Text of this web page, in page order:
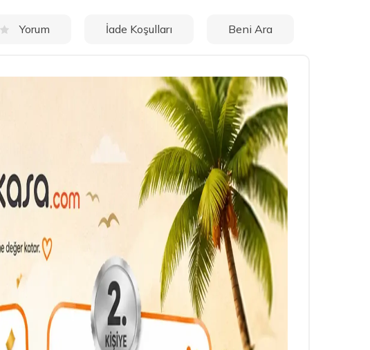
Yorum İade Koşulları Beni Ara